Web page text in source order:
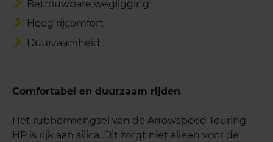
Betrouwbare wegligging
Hoog rijcomfort
Duurzaamheid
Comfortabel en duurzaam rijden
Het rubbermengsel van de Arrowspeed Touring
HP is rijk aan silica. Dit zorgt niet alleen voor de